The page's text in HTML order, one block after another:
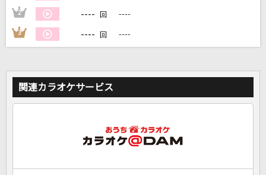
自宅でカラオケ歌い放題！
家族や友達と一緒に！練習にも！
2 ---- 回 ----
3 ---- 回 ----
関連カラオケサービス